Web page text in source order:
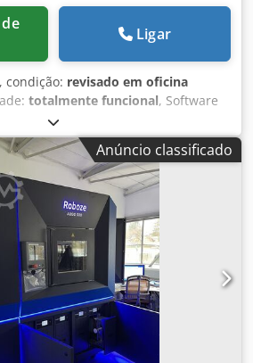
Ligar
, condição: revisado em oficina
totalmente funcional, Software
de 3550 mm Eixo Y, curso de 1100
mm Rotação do eletrofuso:
de trabalho: Dksdpfx Amozpv A
Eixo Y = 540 mm com eletrofuso na
Eixo Y = 460 mm com eletrofuso na
180° Eixo Z = 300 mm com
vertical a 90° Eixo Z = 250 mm com
horizontal 0° ou 180° Eletrofuso: ISO
de rotação: 12000 rpm
Máquina usada, em
normas CE.
Anúncio classificado